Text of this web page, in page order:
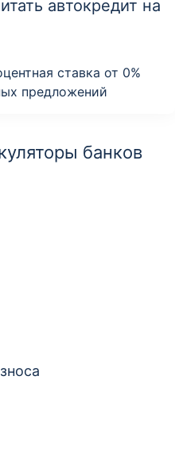
автокредит на
ставка от 0%
предложений
банков